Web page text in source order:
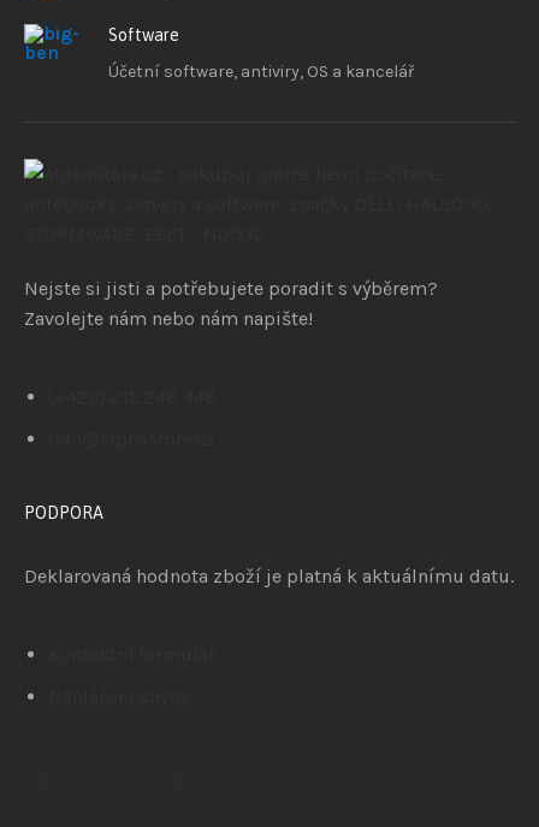
Software
Účetní software, antiviry, OS a kancelář
Nejste si jisti a potřebujete poradit s výběrem?
Zavolejte nám nebo nám napište!
PODPORA
Deklarovaná hodnota zboží je platná k aktuálnímu datu.